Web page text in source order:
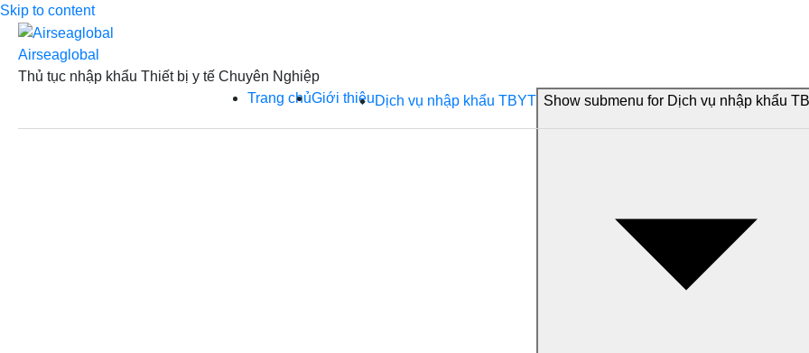
Skip to content
Airseaglobal
Thủ tục nhập khẩu Thiết bị y tế Chuyên Nghiệp
Trang chủGiới thiệuDịch vụ nhập khẩu TBYT Show submenu for Dịch vụ nhập khẩu